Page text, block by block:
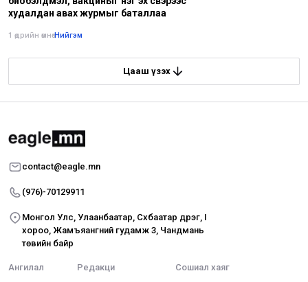
худалдан авах журмыг баталлаа
1 өдрийн өмнө•Нийгэм
Цааш үзэх
contact@eagle.mn
(976)-70129911
Монгол Улс, Улаанбаатар, Сүхбаатар дүүрэг, I
хороо, Жамъяангүний гудамж 3, Чандмань
төвийн байр
Ангилал
Редакци
Сошиал хаяг